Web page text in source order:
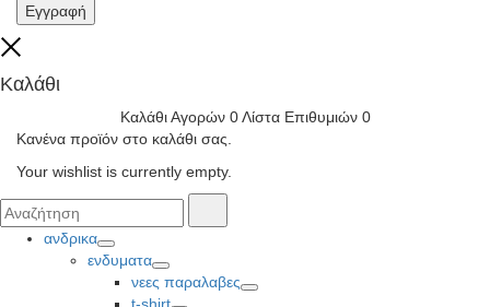
Εγγραφή
Καλάθι
Καλάθι Αγορών 0 Λίστα Επιθυμιών 0
Κανένα προϊόν στο καλάθι σας.
Your wishlist is currently empty.
Αναζήτησα
για:
ανδρικα
Toggle
ενδυματα
Toggle
νεες παραλαβες
t-shirt